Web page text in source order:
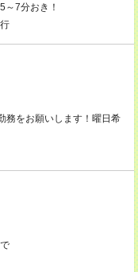
7分おき！
をお願いします！曜日希